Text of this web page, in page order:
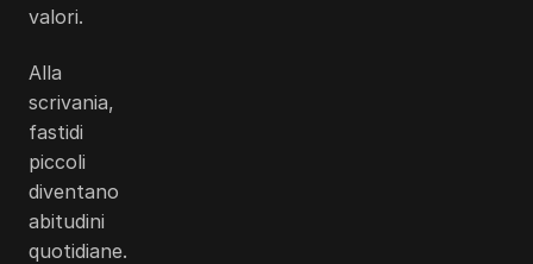
valori.
Alla
scrivania,
fastidi
piccoli
diventano
abitudini
quotidiane.